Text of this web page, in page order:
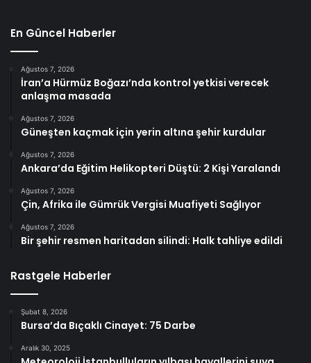
En Güncel Haberler
Ağustos 7, 2026
İran’a Hürmüz Boğazı’nda kontrol yetkisi verecek
anlaşma masada
Ağustos 7, 2026
Güneşten kaçmak için yerin altına şehir kurdular
Ağustos 7, 2026
Ankara’da Eğitim Helikopteri Düştü: 2 Kişi Yaralandı
Ağustos 7, 2026
Çin, Afrika ile Gümrük Vergisi Muafiyeti Sağlıyor
Ağustos 7, 2026
Bir şehir resmen haritadan silindi: Halk tahliye edildi
Rastgele Haberler
Şubat 8, 2026
Bursa’da Bıçaklı Cinayet: 75 Darbe
Aralık 30, 2025